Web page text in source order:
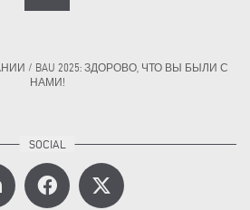
/ BAU 2025: ЗДОРОВО, ЧТО ВЫ БЫЛИ С
НАМИ!